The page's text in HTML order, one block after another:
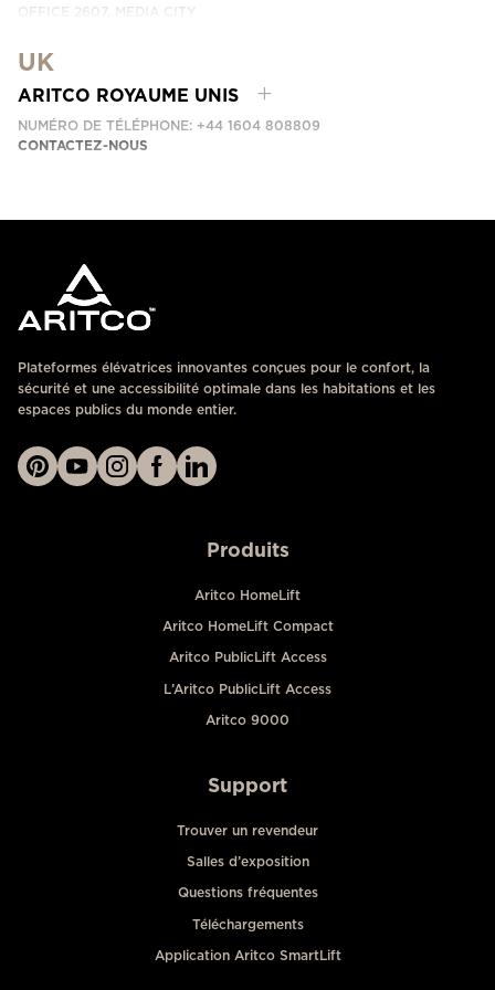
OFFICE 2607, MEDIA CITY
CONTACTEZ-NOUS
UK
ARITCO ROYAUME UNIS
NUMÉRO DE TÉLÉPHONE: +44 1604 808809
CONTACTEZ-NOUS
Plateformes élévatrices innovantes conçues pour le confort, la
sécurité et une accessibilité optimale dans les habitations et les
espaces publics du monde entier.
Produits
Aritco HomeLift
Aritco HomeLift Compact
Aritco PublicLift Access
L’Aritco PublicLift Access
Aritco 9000
Support
Trouver un revendeur
Salles d’exposition
Questions fréquentes
Téléchargements
Application Aritco SmartLift